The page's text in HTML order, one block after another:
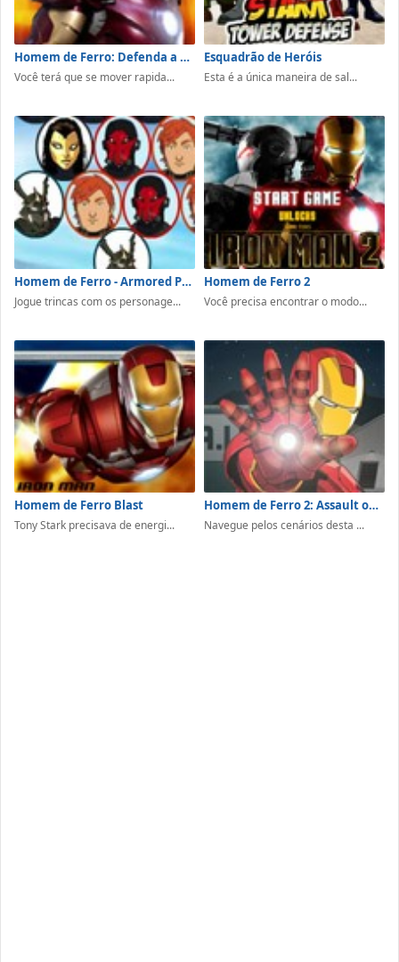
Homem de Ferro: Defenda a Terra
Você terá que se mover rapida...
Esquadrão de Heróis
Esta é a única maneira de sal...
Homem de Ferro - Armored Popper
Jogue trincas com os personage...
Homem de Ferro 2
Você precisa encontrar o modo...
Homem de Ferro Blast
Tony Stark precisava de energi...
Homem de Ferro 2: Assault on AIM
Navegue pelos cenários desta ...